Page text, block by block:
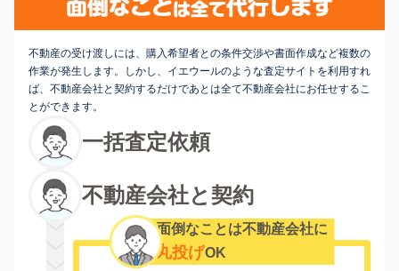
不動産の受け渡しには、購入希望者との条件交渉や書面作成など複数の
作業が発生します。しかし、イエウールのような査定サイトを利用すれ
ば、不動産会社と契約するだけであとは全て不動産会社にお任せするこ
とができます。
一括査定依頼
不動産会社と契約
面倒なことは不動産会社に
丸投げOK